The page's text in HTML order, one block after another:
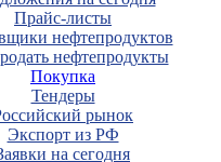
Прайс-листы
нефтепродуктов
нефтепродукты
Покупка
Тендеры
рынок
Экспорт из РФ
на сегодня